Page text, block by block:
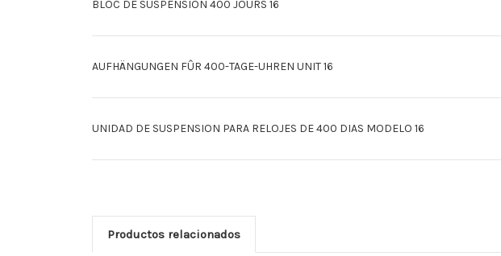
BLOC DE SUSPENSION 400 JOURS 16
AUFHÄNGUNGEN FÛR 400-TAGE-UHREN UNIT 16
UNIDAD DE SUSPENSION PARA RELOJES DE 400 DIAS MODELO 16
Productos relacionados